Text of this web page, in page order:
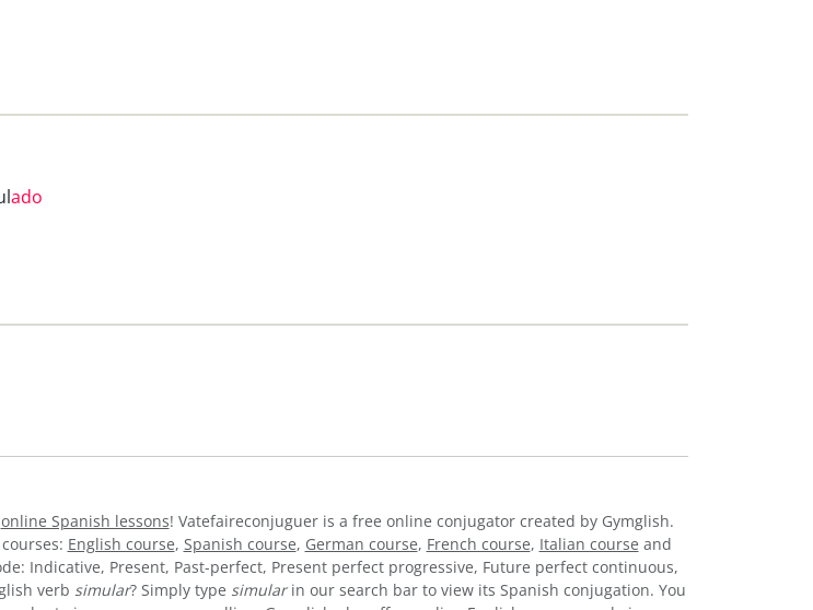
ado
online Spanish lessons! Vatefaireconjuguer is a free online conjugator created by Gymglish.
English course, Spanish course, German course, French course, Italian course and
Indicative, Present, Past-perfect, Present perfect progressive, Future perfect continuous,
verb simular? Simply type simularin our search bar to view its Spanish conjugation. You